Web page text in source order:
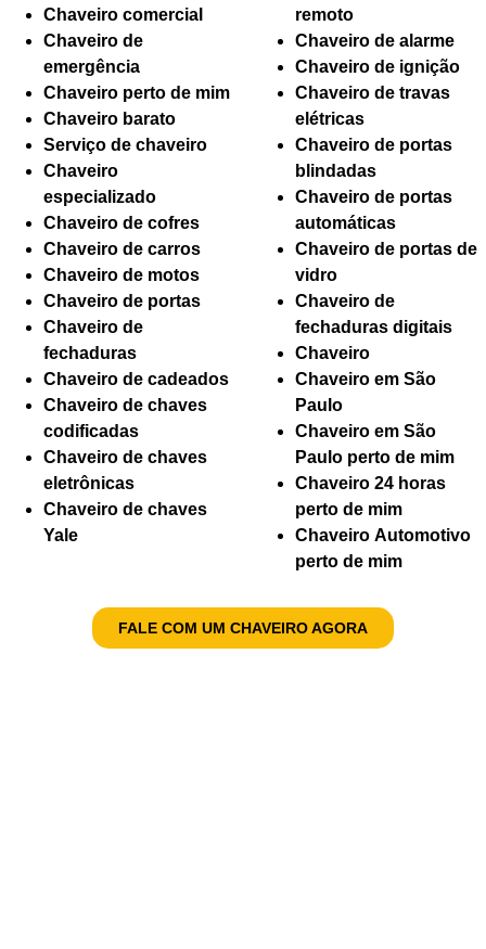
Chaveiro comercial
Chaveiro de
emergência
Chaveiro perto de mim
Chaveiro barato
Serviço de chaveiro
Chaveiro
especializado
Chaveiro de cofres
Chaveiro de carros
Chaveiro de motos
Chaveiro de portas
Chaveiro de
fechaduras
Chaveiro de cadeados
Chaveiro de chaves
codificadas
Chaveiro de chaves
eletrônicas
Chaveiro de chaves
Yale
remoto
Chaveiro de alarme
Chaveiro de ignição
Chaveiro de travas
elétricas
Chaveiro de portas
blindadas
Chaveiro de portas
automáticas
Chaveiro de portas de
vidro
Chaveiro de
fechaduras digitais
Chaveiro
Chaveiro em São
Paulo
Chaveiro em São
Paulo perto de mim
Chaveiro 24 horas
perto de mim
Chaveiro Automotivo
perto de mim
FALE COM UM CHAVEIRO AGORA